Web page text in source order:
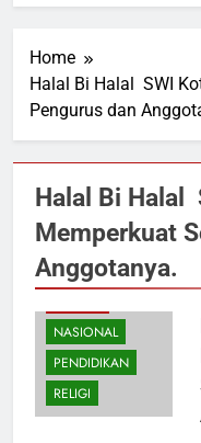
Home
Halal Bi Halal SWI
Pengurus dan
Halal Bi Halal
Memperkuat
Anggotanya.
NASIONAL
PENDIDIKAN
RELIGI